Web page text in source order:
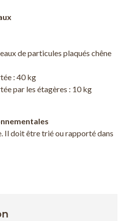
de particules plaqués chêne
: 40 kg
par les étagères : 10 kg
Il doit être trié ou rapporté dans